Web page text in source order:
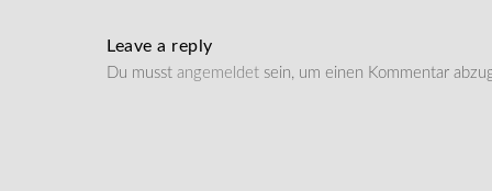
Leave a reply
Du musst angemeldet sein, um einen Kommentar